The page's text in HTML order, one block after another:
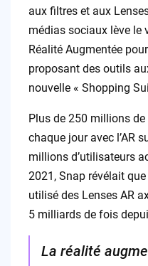
aux filtres et aux
médias sociaux lève le
Réalité Augmentée
proposant des outils
nouvelle « Shopping
Plus de 250 millions
chaque jour avec l’AR
millions d’utilisateurs
2021, Snap révélait
utilisé des Lenses AR
5 milliards de fois
La réalité